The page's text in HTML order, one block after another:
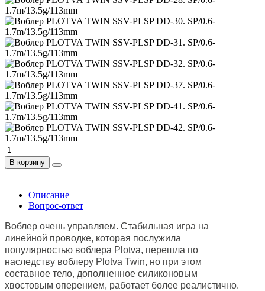
В корзину
Описание
Вопрос-ответ
Воблер очень управляем. Стабильная игра на
линейной проводке, которая послужила
популярностью воблера Plotva, перешла по
наследству воблеру Plotva Twin, но при этом
составное тело, дополненное силиконовым
хвостовым оперением, работает более реалистично.